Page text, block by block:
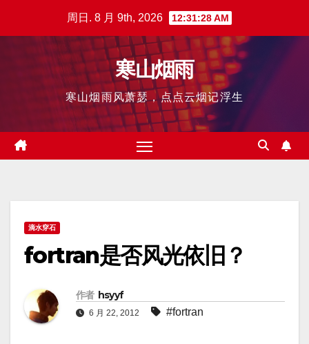
周日. 8 月 9th, 2026 12:31:29 AM
寒山烟雨
寒山烟雨风萧瑟，点点云烟记浮生
滴水穿石
fortran是否风光依旧？
作者 hsyyf
6 月 22, 2012 #fortran